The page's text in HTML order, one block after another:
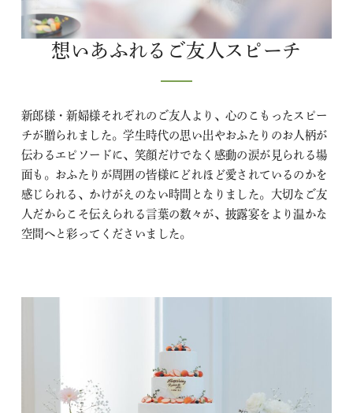
想いあふれるご友人スピーチ
新郎様・新婦様それぞれのご友人より、心のこもったスピー
チが贈られました。学生時代の思い出やおふたりのお人柄が
伝わるエピソードに、笑顔だけでなく感動の涙が見られる場
面も。おふたりが周囲の皆様にどれほど愛されているのかを
感じられる、かけがえのない時間となりました。大切なご友
人だからこそ伝えられる言葉の数々が、披露宴をより温かな
空間へと彩ってくださいました。